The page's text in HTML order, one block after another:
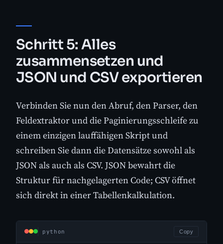
Schritt 5: Alles
zusammensetzen und
JSON und CSV exportieren
Verbinden Sie nun den Abruf, den Parser, den
Feldextraktor und die Paginierungsschleife zu
einem einzigen lauffähigen Skript und
schreiben Sie dann die Datensätze sowohl als
JSON als auch als CSV. JSON bewahrt die
Struktur für nachgelagerten Code; CSV öffnet
sich direkt in einer Tabellenkalkulation.
python Copy